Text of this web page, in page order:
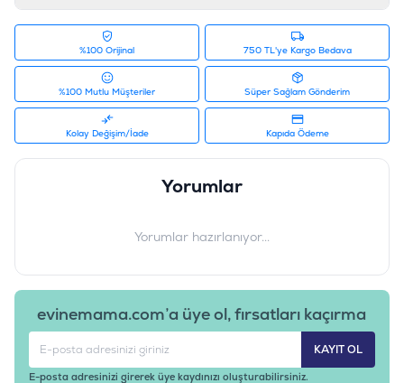
%100 Orijinal 750 TL'ye Kargo Bedava
%100 Mutlu Müşteriler Süper Sağlam Gönderim
Kolay Değişim/İade Kapıda Ödeme
Yorumlar
Yorumlar hazırlanıyor...
evinemama.com’a üye ol, fırsatları kaçırma
KAYIT OL
E-posta adresinizi girerek üye kaydınızı oluşturabilirsiniz.